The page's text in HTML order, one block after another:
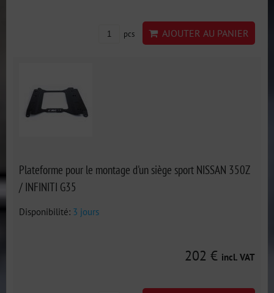
pcs AJOUTER AU PANIER
Plateforme pour le montage d'un siège sport NISSAN 350Z
/ INFINITI G35
Disponibilité: 3 jours
202 € incl. VAT